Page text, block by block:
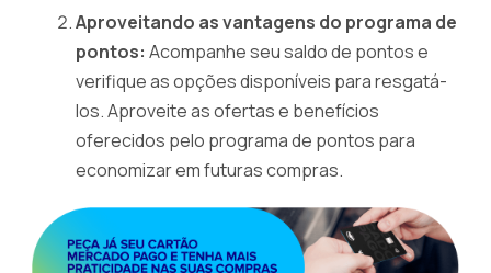
Aproveitando as vantagens do programa de
pontos: Acompanhe seu saldo de pontos e
verifique as opções disponíveis para resgatá-
los. Aproveite as ofertas e benefícios
oferecidos pelo programa de pontos para
economizar em futuras compras.